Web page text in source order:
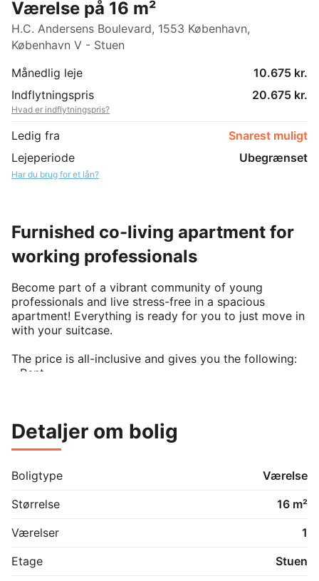
Værelse på 16 m²
H.C. Andersens Boulevard, 1553 København,
København V - Stuen
Månedlig leje
10.675 kr.
Indflytningspris
20.675 kr.
Hvad er indflytningspris?
Ledig fra
Snarest muligt
Lejeperiode
Ubegrænset
Har du brug for et lån?
Furnished co-living apartment for
working professionals
Become part of a vibrant community of young
professionals and live stress-free in a spacious
apartment! Everything is ready for you to just move in
with your suitcase.
The price is all-inclusive and gives you the following:
- Rent
- Cleaning services
- CPR registration
As a member of our co-living community, you get
access to a broader network of young professionals
that live in our apartments in Copenhagen, Berlin,
shared events and even the possibility of a temporary
Detaljer om bolig
Boligtype
Værelse
Størrelse
16 m²
Værelser
1
Etage
Stuen